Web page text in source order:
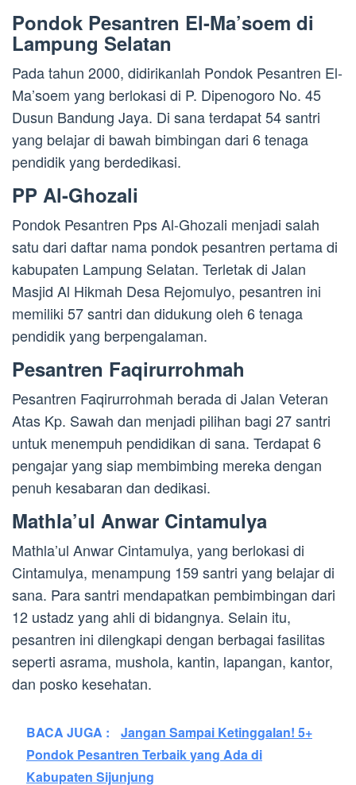
Pondok Pesantren El-Ma’soem di
Lampung Selatan
Pada tahun 2000, didirikanlah Pondok Pesantren El-
Ma’soem yang berlokasi di P. Dipenogoro No. 45
Dusun Bandung Jaya. Di sana terdapat 54 santri
yang belajar di bawah bimbingan dari 6 tenaga
pendidik yang berdedikasi.
PP Al-Ghozali
Pondok Pesantren Pps Al-Ghozali menjadi salah
satu dari daftar nama pondok pesantren pertama di
kabupaten Lampung Selatan. Terletak di Jalan
Masjid Al Hikmah Desa Rejomulyo, pesantren ini
memiliki 57 santri dan didukung oleh 6 tenaga
pendidik yang berpengalaman.
Pesantren Faqirurrohmah
Pesantren Faqirurrohmah berada di Jalan Veteran
Atas Kp. Sawah dan menjadi pilihan bagi 27 santri
untuk menempuh pendidikan di sana. Terdapat 6
pengajar yang siap membimbing mereka dengan
penuh kesabaran dan dedikasi.
Mathla’ul Anwar Cintamulya
Mathla’ul Anwar Cintamulya, yang berlokasi di
Cintamulya, menampung 159 santri yang belajar di
sana. Para santri mendapatkan pembimbingan dari
12 ustadz yang ahli di bidangnya. Selain itu,
pesantren ini dilengkapi dengan berbagai fasilitas
seperti asrama, mushola, kantin, lapangan, kantor,
dan posko kesehatan.
BACA JUGA :
Jangan Sampai Ketinggalan! 5+
Pondok Pesantren Terbaik yang Ada di
Kabupaten Sijunjung